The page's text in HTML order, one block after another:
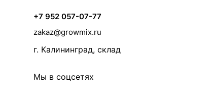
+7 952 057-07-77
zakaz@growmix.ru
г. Калининград, склад
Мы в соцсетях